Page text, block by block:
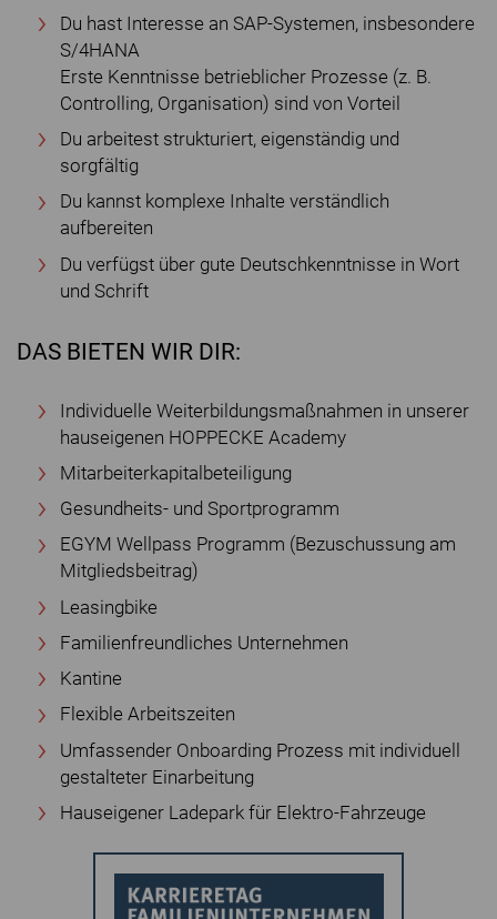
Du hast Interesse an SAP-Systemen, insbesondere
S/4HANA
Erste Kenntnisse betrieblicher Prozesse (z. B.
Controlling, Organisation) sind von Vorteil
Du arbeitest strukturiert, eigenständig und
sorgfältig
Du kannst komplexe Inhalte verständlich
aufbereiten
Du verfügst über gute Deutschkenntnisse in Wort
und Schrift
DAS BIETEN WIR DIR:
Individuelle Weiterbildungsmaßnahmen in unserer
hauseigenen HOPPECKE Academy
Mitarbeiterkapitalbeteiligung
Gesundheits- und Sportprogramm
EGYM Wellpass Programm (Bezuschussung am
Mitgliedsbeitrag)
Leasingbike
Familienfreundliches Unternehmen
Kantine
Flexible Arbeitszeiten
Umfassender Onboarding Prozess mit individuell
gestalteter Einarbeitung
Hauseigener Ladepark für Elektro-Fahrzeuge